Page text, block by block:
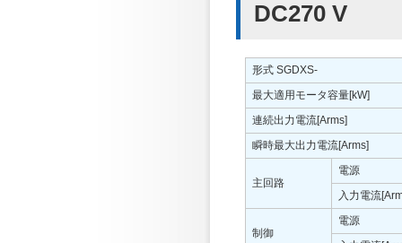
DC270 V
形式 SGDXS-
最大適用モータ容量[kW]
連続出力電流[Arms]
瞬時最大出力電流[Arms]
主回路
電源
入力電流
制御
電源